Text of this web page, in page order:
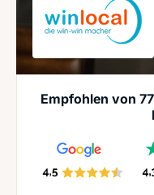
Empfohlen von